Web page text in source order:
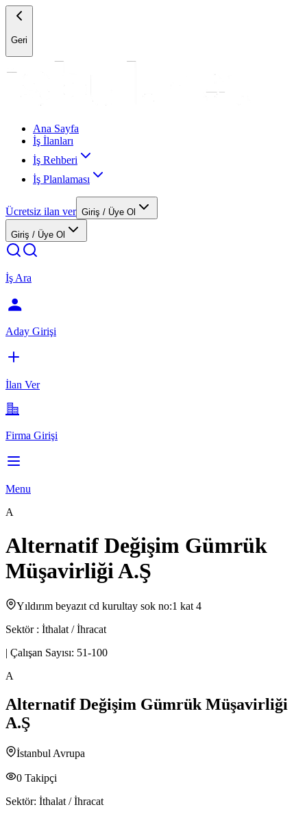
Geri
Ana Sayfa
İş İlanları
İş Rehberi
İş Planlaması
Ücretsiz ilan ver Giriş / Üye Ol
Giriş / Üye Ol
İş Ara
Aday Girişi
İlan Ver
Firma Girişi
Menu
A
Alternatif Değişim Gümrük
Müşavirliği A.Ş
Yıldırım beyazıt cd kurultay sok no:1 kat 4
Sektör : İthalat / İhracat
| Çalışan Sayısı: 51-100
A
Alternatif Değişim Gümrük Müşavirliği
A.Ş
İstanbul Avrupa
0 Takipçi
Sektör: İthalat / İhracat